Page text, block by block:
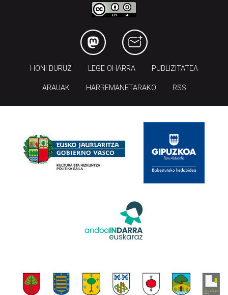
HONI BURUZ LEGE OHARRA PUBLIZITATEA
ARAUAK HARREMANETARAKO RSS